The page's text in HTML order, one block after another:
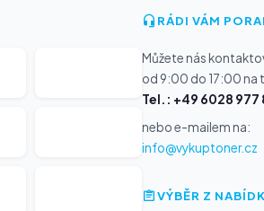
RÁDI VÁM
Můžete nás
od 9:00 do 17:00 na
Tel.: +49 6028 977
nebo e-mailem na:
info@vykuptoner.cz
VÝBĚR Z